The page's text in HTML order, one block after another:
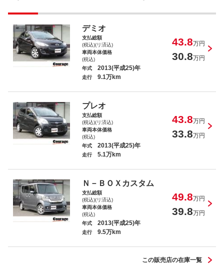
スイフト １．３ＸＧ リミテッドＩＩ
ｅＫワゴン Ｍ
デミオ
支払総額
(税込)(リ済込)
43.8万円
車両本体価格
(税込)
30.8万円
年式 2013(平成25)年
走行 9.1万km
プレオ
支払総額
(税込)(リ済込)
43.8万円
車両本体価格
(税込)
33.8万円
年式 2013(平成25)年
走行 5.1万km
Ｎ－ＢＯＸカスタム
支払総額
(税込)(リ済込)
49.8万円
車両本体価格
(税込)
39.8万円
年式 2013(平成25)年
走行 9.5万km
この販売店の在庫一覧